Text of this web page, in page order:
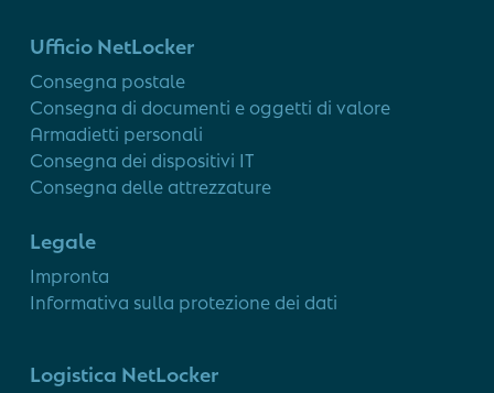
Ufficio NetLocker
Consegna postale
Consegna di documenti e oggetti di valore
Armadietti personali
Consegna dei dispositivi IT
Consegna delle attrezzature
Legale
Impronta
Informativa sulla protezione dei dati
Logistica NetLocker